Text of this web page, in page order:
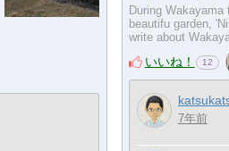
During
beautifu garden,
write about
いいね！ 12
7年前